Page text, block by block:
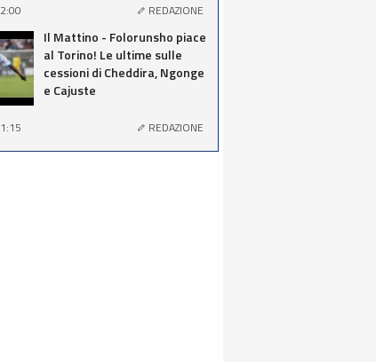
REDAZIONE
Il Mattino - Folorunsho piace
al Torino! Le ultime sulle
cessioni di Cheddira, Ngonge
e Cajuste
REDAZIONE